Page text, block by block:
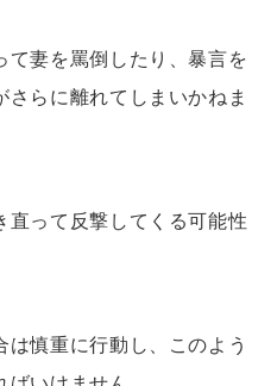
て妻を罵倒したり、暴言を
らに離れてしまいかねま
直って反撃してくる可能性
慎重に行動し、このよう